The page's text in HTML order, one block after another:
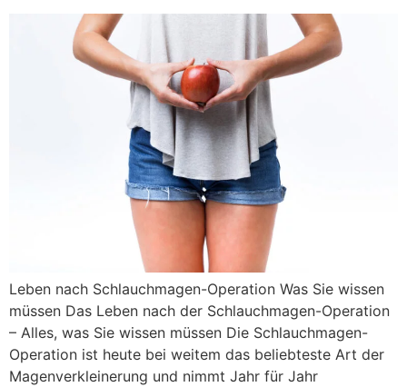
Leben nach Schlauchmagen-Operation Was Sie wissen
müssen Das Leben nach der Schlauchmagen-Operation
– Alles, was Sie wissen müssen Die Schlauchmagen-
Operation ist heute bei weitem das beliebteste Art der
Magenverkleinerung und nimmt Jahr für Jahr